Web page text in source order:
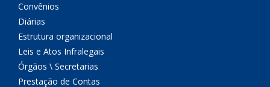
Convênios
Diárias
Estrutura organizacional
Leis e Atos Infralegais
Órgãos \ Secretarias
Prestação de Contas